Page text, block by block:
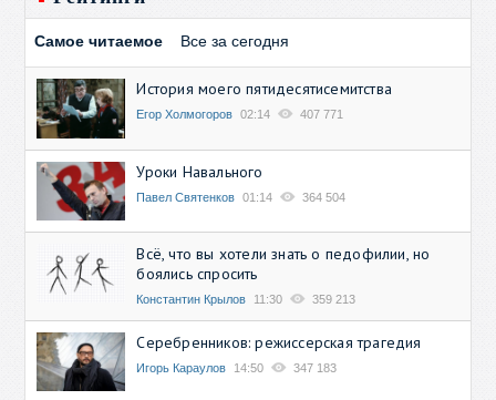
Самое читаемое Все за сегодня
История моего пятидесятисемитства
Егор Холмогоров 02:14 407 771
Уроки Навального
Павел Святенков 01:14 364 504
Всё, что вы хотели знать о педофилии, но
боялись спросить
Константин Крылов 11:30 359 213
Серебренников: режиссерская трагедия
Игорь Караулов 14:50 347 183